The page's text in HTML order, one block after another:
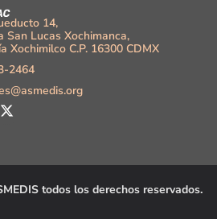
14,
San Lucas Xochimanca,
Xochimilco C.P. 16300 CDMX
2464
todos los derechos reservados.